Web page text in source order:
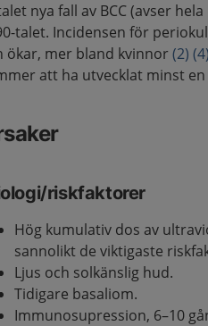
nya fall av BCC (avser
talet. Incidensen för
ökar, mer bland kvinnor(2) (4)
att ha utvecklat minst
riskfaktorer
Hög kumulativ dos av
sannolikt de viktigaste
Ljus och solkänslig hud.
Tidigare basaliom.
Immunosupression, 6–10